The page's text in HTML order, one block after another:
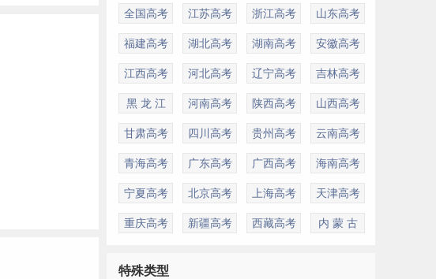
全国高考 江苏高考 浙江高考 山东高考
福建高考 湖北高考 湖南高考 安徽高考
江西高考 河北高考 辽宁高考 吉林高考
黑 龙 江 河南高考 陕西高考 山西高考
甘肃高考 四川高考 贵州高考 云南高考
青海高考 广东高考 广西高考 海南高考
宁夏高考 北京高考 上海高考 天津高考
重庆高考 新疆高考 西藏高考 内 蒙 古
特殊类型